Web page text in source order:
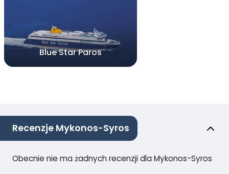
Blue Star Paros
Recenzje Mykonos-Syros
Obecnie nie ma żadnych recenzji dla Mykonos-Syros